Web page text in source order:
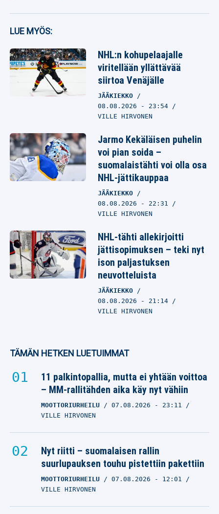
LUE MYÖS:
NHL:n kohupelaajalle
viritellään yllättävää
siirtoa Venäjälle
JÄÄKIEKKO
08.08.2026 - 23:54
VILLE HIRVONEN
Jarmo Kekäläisen puhelin
voi pian soida –
suomalaistähti voi olla osa
NHL-jättikauppaa
JÄÄKIEKKO
08.08.2026 - 22:31
VILLE HIRVONEN
NHL-tähti allekirjoitti
jättisopimuksen – teki nyt
ison paljastuksen
neuvotteluista
JÄÄKIEKKO
08.08.2026 - 21:14
VILLE HIRVONEN
TÄMÄN HETKEN LUETUIMMAT
11 palkintopallia, mutta ei yhtään voittoa
– MM-rallitähden aika käy nyt vähiin
MOOTTORIURHEILU 07.08.2026 - 23:11
VILLE HIRVONEN
Nyt riitti – suomalaisen rallin
suurlupauksen touhu pistettiin pakettiin
MOOTTORIURHEILU 07.08.2026 - 12:01
VILLE HIRVONEN